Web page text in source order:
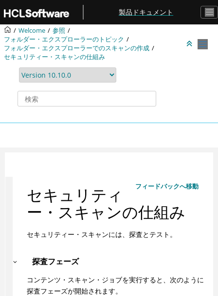
メインコンテンツにジャンプ
製品ドキュメント
Welcome
参照
フォルダー・エクスプローラーのトピック
フォルダー・エクスプローラーでのスキャンの作成
セキュリティー・スキャンの仕組み
フィードバックへ移動
セキュリティ
ー・スキャンの仕組み
セキュリティー・スキャンには、探査とテスト。
探査フェーズ
コンテンツ・スキャン・ジョブを実行すると、次のように
探査フェーズが開始されます。